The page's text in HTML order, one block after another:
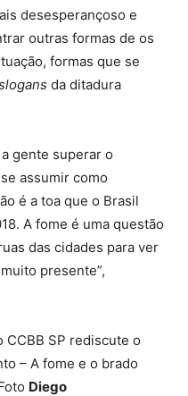
desesperançoso e
outras formas de os
formas que se
da ditadura
gente superar o
assumir como
é a toa que o Brasil
A fome é uma questão
das cidades para ver
presente”,
CCBB SP rediscute o
– A fome e o brado
Diego